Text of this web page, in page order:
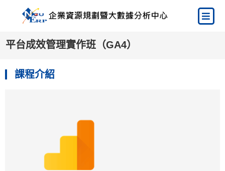
平台成效管理實作班（GA4）
課程介紹